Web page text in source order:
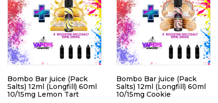
Bombo Bar juice (Pack
Salts) 12ml (Longfill) 60ml
10/15mg Lemon Tart
Bombo Bar juice (Pack
Salts) 12ml (Longfill) 60ml
10/15mg Cookie